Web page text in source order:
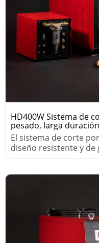
HD400W Sistema de
pesado, larga
El sistema de corte
diseño resistente y de